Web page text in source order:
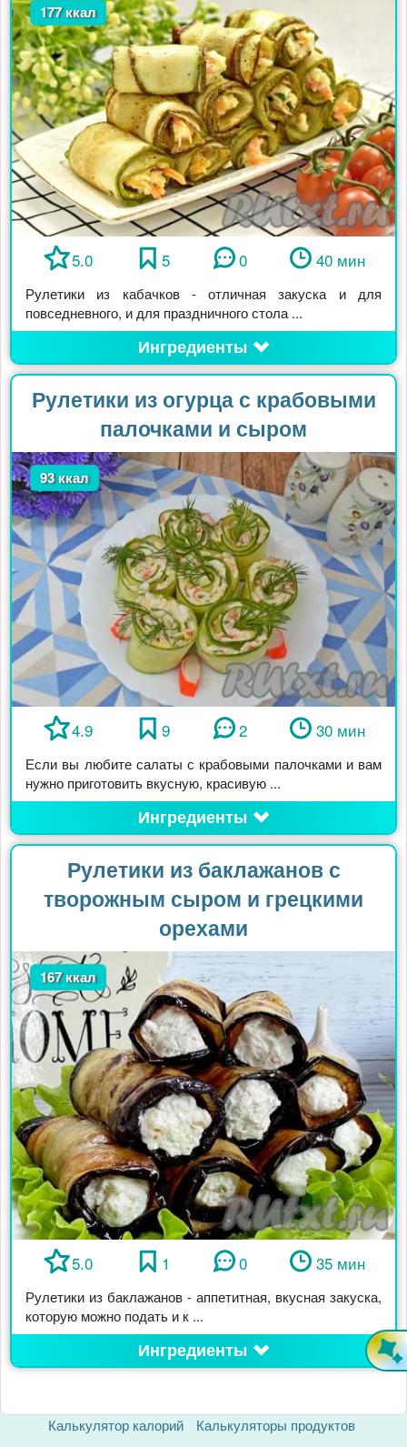
177 ккал
5.0 5 0 40 мин
Рулетики из кабачков - отличная закуска и для
повседневного, и для праздничного стола ...
Ингредиенты
Рулетики из огурца с крабовыми
палочками и сыром
93 ккал
4.9 9 2 30 мин
Если вы любите салаты с крабовыми палочками и вам
нужно приготовить вкусную, красивую ...
Ингредиенты
Рулетики из баклажанов с
творожным сыром и грецкими
орехами
167 ккал
5.0 1 0 35 мин
Рулетики из баклажанов - аппетитная, вкусная закуска,
которую можно подать и к ...
Ингредиенты
Калькулятор калорий
Калькуляторы продуктов